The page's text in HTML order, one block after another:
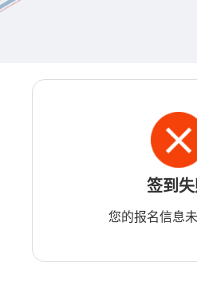
签到
您的报名信息